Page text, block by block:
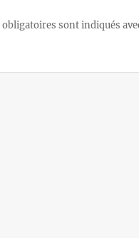
obligatoires sont indiqués